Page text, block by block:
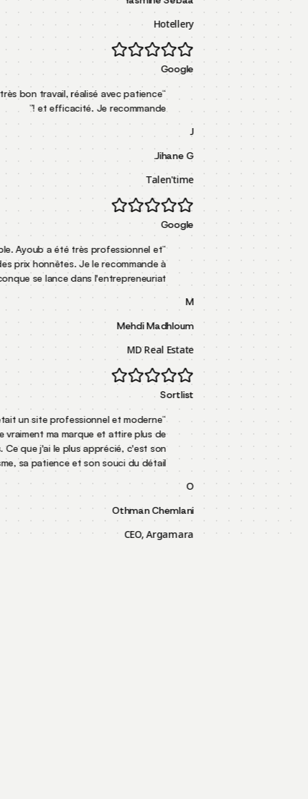
Hotellery
Excellent suivi, très bon travail, réalisé avec patience
et efficacité. Je recommande !
”
Talen'time
Google
“
Service incroyable. Ayoub a été très professionnel et
pratique des prix honnêtes. Je le recommande à
quiconque se lance dans l'entrepreneuriat.
”
M
Mehdi Madhloum
MD Real Estate
Sortlist
“
Mon objectif était un site professionnel et moderne
qui représente vraiment ma marque et attire plus de
clients. Ce que j'ai le plus apprécié, c'est son
professionnalisme, sa patience et son souci du détail.
”
O
Othman Chemlani
CEO, Argamara